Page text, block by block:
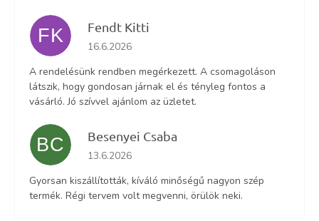
FK Fendt Kitti
Az áruház értékelése 5-ből 5 csillag.
16.6.2026
A rendelésünk rendben megérkezett. A csomagoláson
látszik, hogy gondosan járnak el és tényleg fontos a
vásárló. Jó szívvel ajánlom az üzletet.
BC Besenyei Csaba
Az áruház értékelése 5-ből 5 csillag.
13.6.2026
Gyorsan kiszállították, kíváló minőségű nagyon szép
termék. Régi tervem volt megvenni, örülök neki.